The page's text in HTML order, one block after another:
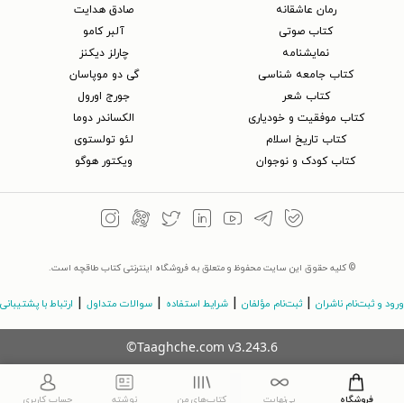
رمان عاشقانه
کتاب‌ صوتی
نمایشنامه
کتاب جامعه شناسی
کتاب شعر
کتاب موفقیت و خودیاری
کتاب تاریخ اسلام
کتاب کودک و نوجوان
صادق هدایت
آلبر کامو
چارلز دیکنز
گی دو موپاسان
جورج اورول
الکساندر دوما
لئو تولستوی
ویکتور هوگو
© کلیه حقوق این سایت محفوظ و متعلق به فروشگاه اینترنتی کتاب طاقچه است.
ورود و ثبت‌نام ناشران | ثبت‌نام مؤلفان | شرایط استفاده | سوالات متداول | ارتباط با پشتیبانی
©Taaghche.com v3.243.6
فروشگاه بی‌نهایت کتاب‌های من نوشته حساب کاربری